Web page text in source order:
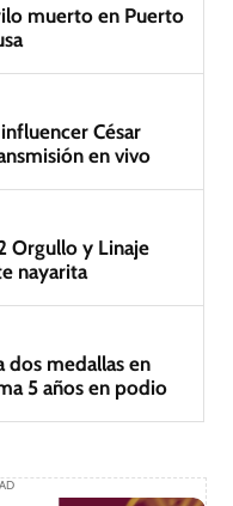
muerto en Puerto
César
en vivo
Orgullo y Linaje
nayarita
dos medallas en
5 años en podio